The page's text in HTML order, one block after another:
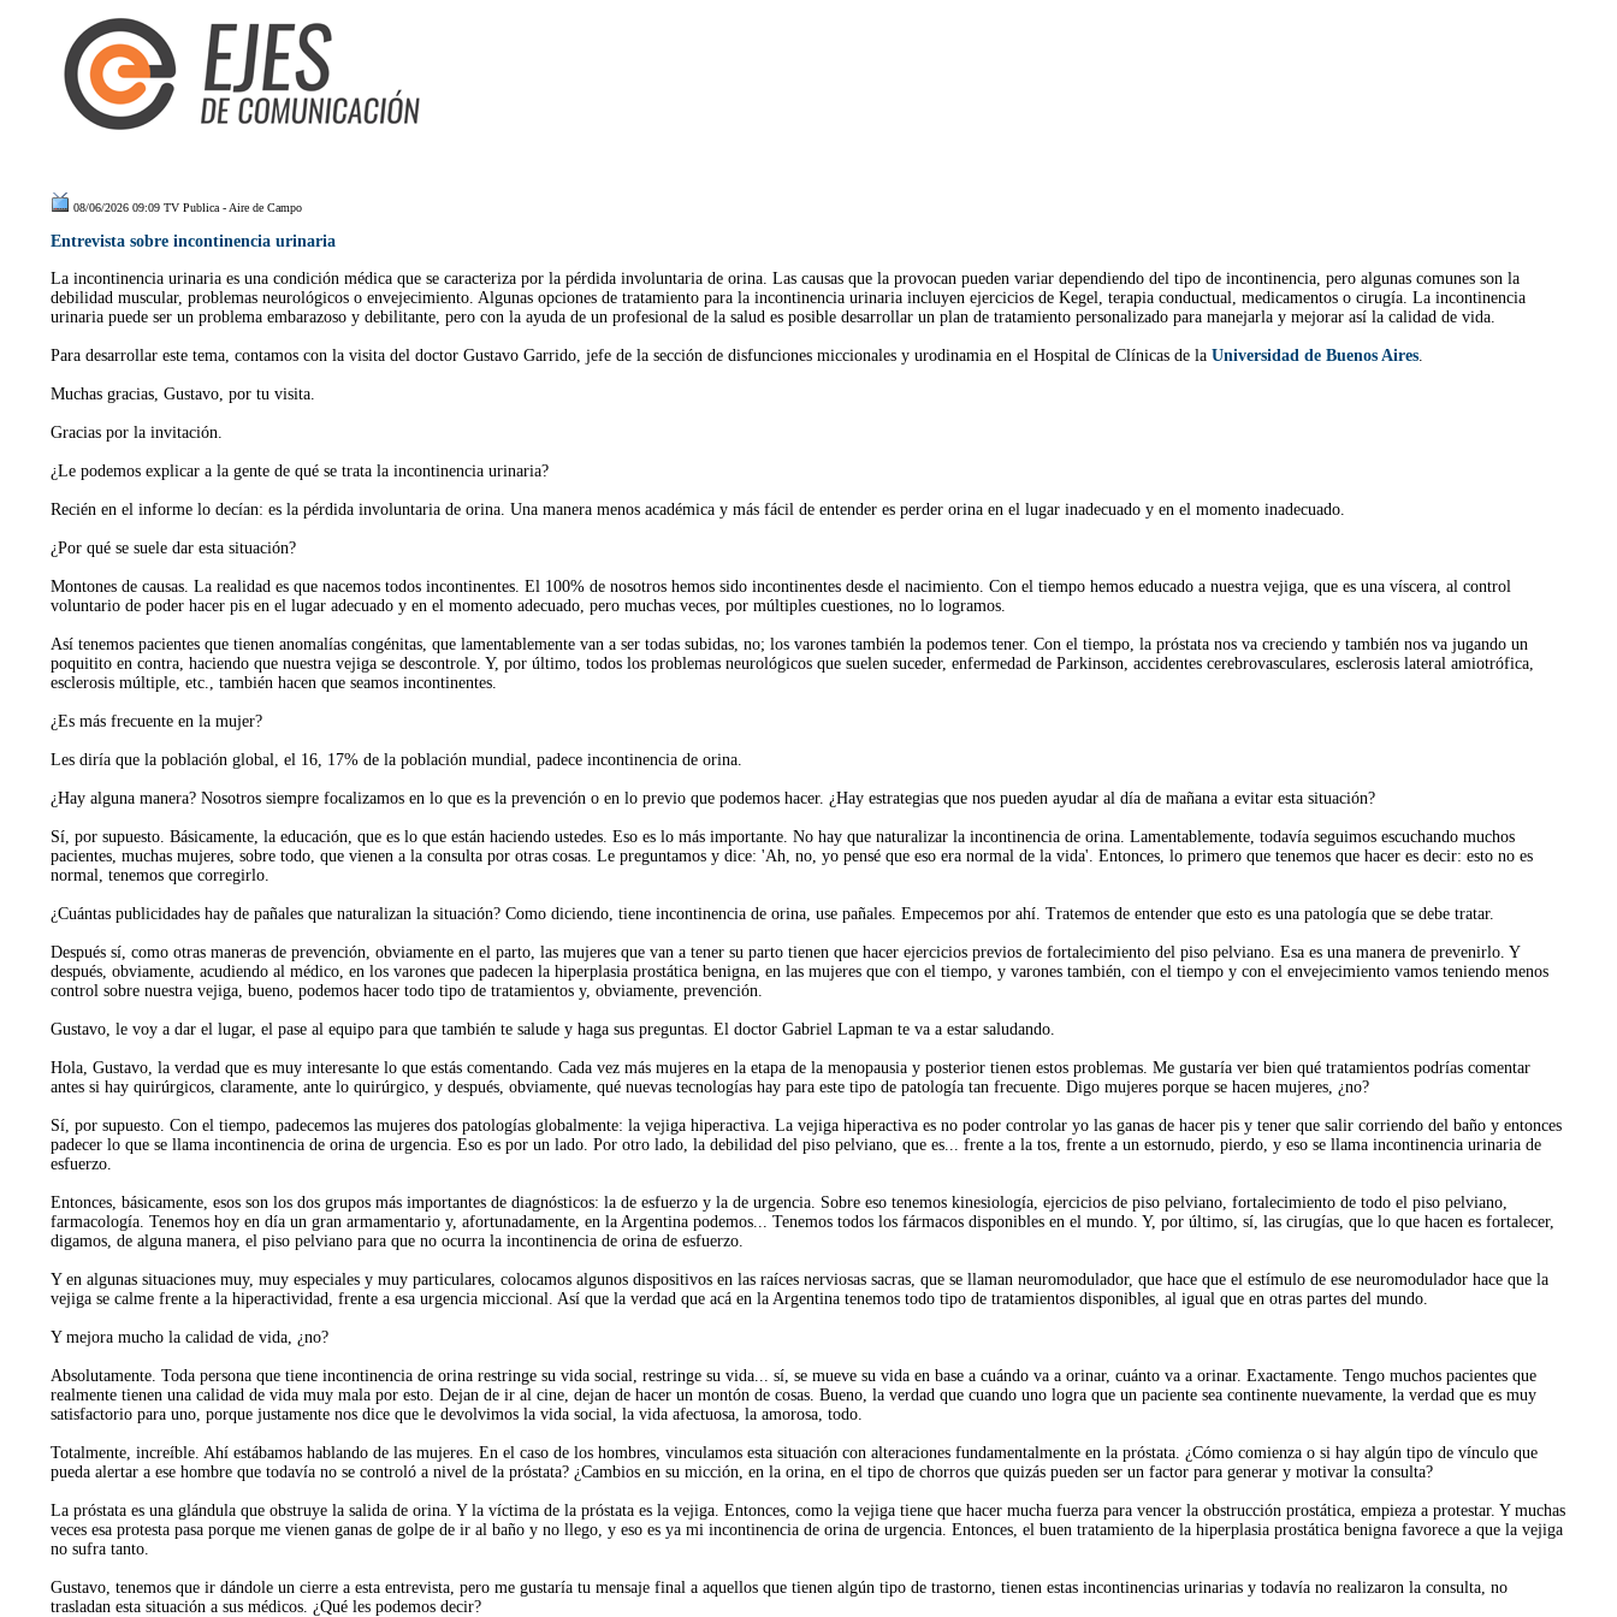
08/06/2026 09:09 TV Publica - Aire de Campo
Entrevista sobre incontinencia urinaria
La incontinencia urinaria es una condición médica que se caracteriza por la pérdida involuntaria de orina. Las causas que la provocan pueden variar dependiendo del tipo de incontinencia, pero algunas comunes son la
debilidad muscular, problemas neurológicos o envejecimiento. Algunas opciones de tratamiento para la incontinencia urinaria incluyen ejercicios de Kegel, terapia conductual, medicamentos o cirugía. La incontinencia
urinaria puede ser un problema embarazoso y debilitante, pero con la ayuda de un profesional de la salud es posible desarrollar un plan de tratamiento personalizado para manejarla y mejorar así la calidad de vida.
Para desarrollar este tema, contamos con la visita del doctor Gustavo Garrido, jefe de la sección de disfunciones miccionales y urodinamia en el Hospital de Clínicas de la Universidad de Buenos Aires.
Muchas gracias, Gustavo, por tu visita.
Gracias por la invitación.
¿Le podemos explicar a la gente de qué se trata la incontinencia urinaria?
Recién en el informe lo decían: es la pérdida involuntaria de orina. Una manera menos académica y más fácil de entender es perder orina en el lugar inadecuado y en el momento inadecuado.
¿Por qué se suele dar esta situación?
Montones de causas. La realidad es que nacemos todos incontinentes. El 100% de nosotros hemos sido incontinentes desde el nacimiento. Con el tiempo hemos educado a nuestra vejiga, que es una víscera, al control
voluntario de poder hacer pis en el lugar adecuado y en el momento adecuado, pero muchas veces, por múltiples cuestiones, no lo logramos.
Así tenemos pacientes que tienen anomalías congénitas, que lamentablemente van a ser todas subidas, no; los varones también la podemos tener. Con el tiempo, la próstata nos va creciendo y también nos va jugando un
poquitito en contra, haciendo que nuestra vejiga se descontrole. Y, por último, todos los problemas neurológicos que suelen suceder, enfermedad de Parkinson, accidentes cerebrovasculares, esclerosis lateral amiotrófica,
esclerosis múltiple, etc., también hacen que seamos incontinentes.
¿Es más frecuente en la mujer?
Les diría que la población global, el 16, 17% de la población mundial, padece incontinencia de orina.
¿Hay alguna manera? Nosotros siempre focalizamos en lo que es la prevención o en lo previo que podemos hacer. ¿Hay estrategias que nos pueden ayudar al día de mañana a evitar esta situación?
Sí, por supuesto. Básicamente, la educación, que es lo que están haciendo ustedes. Eso es lo más importante. No hay que naturalizar la incontinencia de orina. Lamentablemente, todavía seguimos escuchando muchos
pacientes, muchas mujeres, sobre todo, que vienen a la consulta por otras cosas. Le preguntamos y dice: 'Ah, no, yo pensé que eso era normal de la vida'. Entonces, lo primero que tenemos que hacer es decir: esto no es
normal, tenemos que corregirlo.
¿Cuántas publicidades hay de pañales que naturalizan la situación? Como diciendo, tiene incontinencia de orina, use pañales. Empecemos por ahí. Tratemos de entender que esto es una patología que se debe tratar.
Después sí, como otras maneras de prevención, obviamente en el parto, las mujeres que van a tener su parto tienen que hacer ejercicios previos de fortalecimiento del piso pelviano. Esa es una manera de prevenirlo. Y
después, obviamente, acudiendo al médico, en los varones que padecen la hiperplasia prostática benigna, en las mujeres que con el tiempo, y varones también, con el tiempo y con el envejecimiento vamos teniendo menos
control sobre nuestra vejiga, bueno, podemos hacer todo tipo de tratamientos y, obviamente, prevención.
Gustavo, le voy a dar el lugar, el pase al equipo para que también te salude y haga sus preguntas. El doctor Gabriel Lapman te va a estar saludando.
Hola, Gustavo, la verdad que es muy interesante lo que estás comentando. Cada vez más mujeres en la etapa de la menopausia y posterior tienen estos problemas. Me gustaría ver bien qué tratamientos podrías comentar
antes si hay quirúrgicos, claramente, ante lo quirúrgico, y después, obviamente, qué nuevas tecnologías hay para este tipo de patología tan frecuente. Digo mujeres porque se hacen mujeres, ¿no?
Sí, por supuesto. Con el tiempo, padecemos las mujeres dos patologías globalmente: la vejiga hiperactiva. La vejiga hiperactiva es no poder controlar yo las ganas de hacer pis y tener que salir corriendo del baño y entonces
padecer lo que se llama incontinencia de orina de urgencia. Eso es por un lado. Por otro lado, la debilidad del piso pelviano, que es... frente a la tos, frente a un estornudo, pierdo, y eso se llama incontinencia urinaria de
esfuerzo.
Entonces, básicamente, esos son los dos grupos más importantes de diagnósticos: la de esfuerzo y la de urgencia. Sobre eso tenemos kinesiología, ejercicios de piso pelviano, fortalecimiento de todo el piso pelviano,
farmacología. Tenemos hoy en día un gran armamentario y, afortunadamente, en la Argentina podemos... Tenemos todos los fármacos disponibles en el mundo. Y, por último, sí, las cirugías, que lo que hacen es fortalecer,
digamos, de alguna manera, el piso pelviano para que no ocurra la incontinencia de orina de esfuerzo.
Y en algunas situaciones muy, muy especiales y muy particulares, colocamos algunos dispositivos en las raíces nerviosas sacras, que se llaman neuromodulador, que hace que el estímulo de ese neuromodulador hace que la
vejiga se calme frente a la hiperactividad, frente a esa urgencia miccional. Así que la verdad que acá en la Argentina tenemos todo tipo de tratamientos disponibles, al igual que en otras partes del mundo.
Y mejora mucho la calidad de vida, ¿no?
Absolutamente. Toda persona que tiene incontinencia de orina restringe su vida social, restringe su vida... sí, se mueve su vida en base a cuándo va a orinar, cuánto va a orinar. Exactamente. Tengo muchos pacientes que
realmente tienen una calidad de vida muy mala por esto. Dejan de ir al cine, dejan de hacer un montón de cosas. Bueno, la verdad que cuando uno logra que un paciente sea continente nuevamente, la verdad que es muy
satisfactorio para uno, porque justamente nos dice que le devolvimos la vida social, la vida afectuosa, la amorosa, todo.
Totalmente, increíble. Ahí estábamos hablando de las mujeres. En el caso de los hombres, vinculamos esta situación con alteraciones fundamentalmente en la próstata. ¿Cómo comienza o si hay algún tipo de vínculo que
pueda alertar a ese hombre que todavía no se controló a nivel de la próstata? ¿Cambios en su micción, en la orina, en el tipo de chorros que quizás pueden ser un factor para generar y motivar la consulta?
La próstata es una glándula que obstruye la salida de orina. Y la víctima de la próstata es la vejiga. Entonces, como la vejiga tiene que hacer mucha fuerza para vencer la obstrucción prostática, empieza a protestar. Y muchas
veces esa protesta pasa porque me vienen ganas de golpe de ir al baño y no llego, y eso es ya mi incontinencia de orina de urgencia. Entonces, el buen tratamiento de la hiperplasia prostática benigna favorece a que la vejiga
no sufra tanto.
Gustavo, tenemos que ir dándole un cierre a esta entrevista, pero me gustaría tu mensaje final a aquellos que tienen algún tipo de trastorno, tienen estas incontinencias urinarias y todavía no realizaron la consulta, no
trasladan esta situación a sus médicos. ¿Qué les podemos decir?